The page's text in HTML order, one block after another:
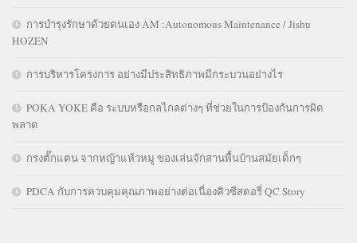
การบำรุงรักษาด้วยตนเอง AM :Autonomous Maintenance / Jishu
HOZEN
การบริหารโครงการ อย่างมีประสิทธิภาพมีกระบวนอย่างไร
POKA YOKE คือ ระบบหรือกลไกลต่างๆ ที่ช่วยในการป้องกันการผิด
พลาด
กรงตั๊กแตน จากหญ้าแห้วหมู ของเล่นจักสานพื้นบ้านสมัยเด็กๆ
PDCA กับการควบคุมคุณภาพอย่างต่อเนื่องคิวซีสตอรี่ QC Story